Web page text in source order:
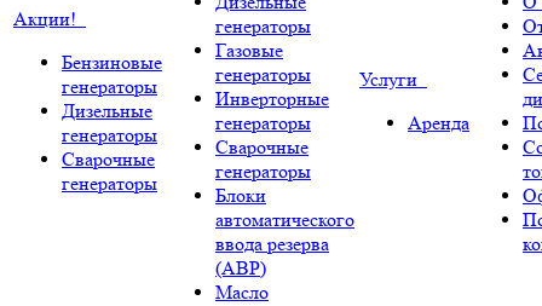
Акции!
Бензиновые
генераторы
Дизельные
генераторы
Сварочные
генераторы
генераторы
Газовые
генераторы
Инверторные
генераторы
Сварочные
генераторы
Блоки
автоматического
ввода резерва
(АВР)
Масло
Услуги
Аренда